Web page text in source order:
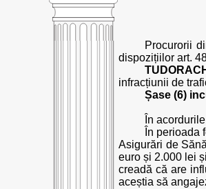
Procurorii
dispozițiilor art.
infracțiunii de
Șase (6)
În
În perioada
Asigurări de
euro și 2.000 lei
creadă că are
aceștia să